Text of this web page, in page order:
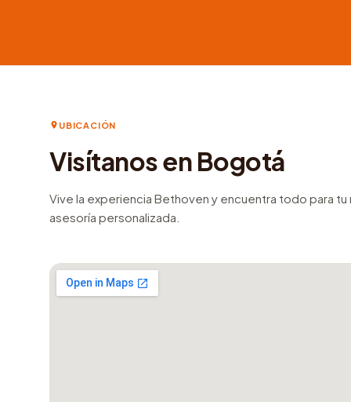
UBICACIÓN
Visítanos en Bogotá
Vive la experiencia Bethoven y encuentra todo para
asesoría personalizada.